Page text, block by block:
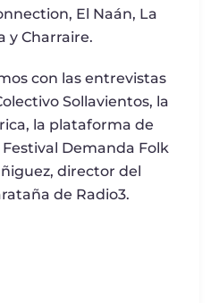
El Naán, La
y Charraire.
con las entrevistas
Sollavientos, la
la plataforma de
Demanda Folk
director del
de Radio3.